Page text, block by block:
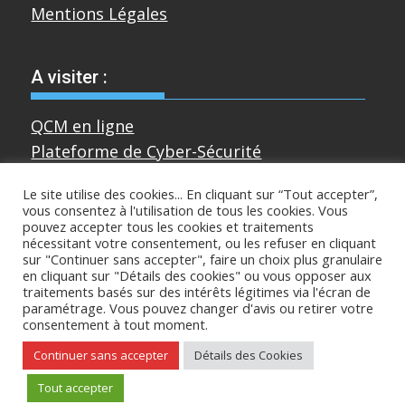
Mentions Légales
A visiter :
QCM en ligne
Plateforme de Cyber-Sécurité
Divers
Sur mastodon
Copyright © All rights reserved
Proudly powered by WordPress |Theme:
SuperMag by
Le site utilise des cookies... En cliquant sur “Tout accepter”,
vous consentez à l'utilisation de tous les cookies. Vous
pouvez accepter tous les cookies et traitements
nécessitant votre consentement, ou les refuser en cliquant
sur "Continuer sans accepter", faire un choix plus granulaire
en cliquant sur "Détails des cookies" ou vous opposer aux
traitements basés sur des intérêts légitimes via l'écran de
paramétrage. Vous pouvez changer d'avis ou retirer votre
consentement à tout moment.
Continuer sans accepter
Détails des Cookies
Tout accepter